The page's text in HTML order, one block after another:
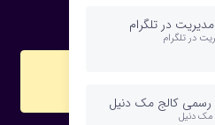
در تلگرام
در تلگرام
رسمی کالج مک دنیل
مک دنیل